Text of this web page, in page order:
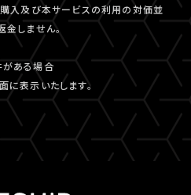
入及び本サービスの利用の対価並
しません。
ある場合
表示いたします。